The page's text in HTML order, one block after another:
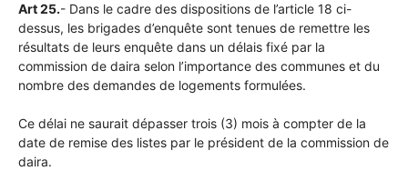
Art 25.- Dans le cadre des dispositions de l’article 18 ci-
dessus, les brigades d’enquête sont tenues de remettre les
résultats de leurs enquête dans un délais fixé par la
commission de daira selon l’importance des communes et du
nombre des demandes de logements formulées.
Ce délai ne saurait dépasser trois (3) mois à compter de la
date de remise des listes par le président de la commission de
daira.